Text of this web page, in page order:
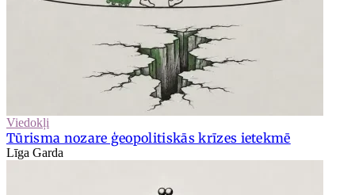
Viedokļi
Tūrisma nozare ģeopolitiskās krīzes ietekmē
Līga Garda